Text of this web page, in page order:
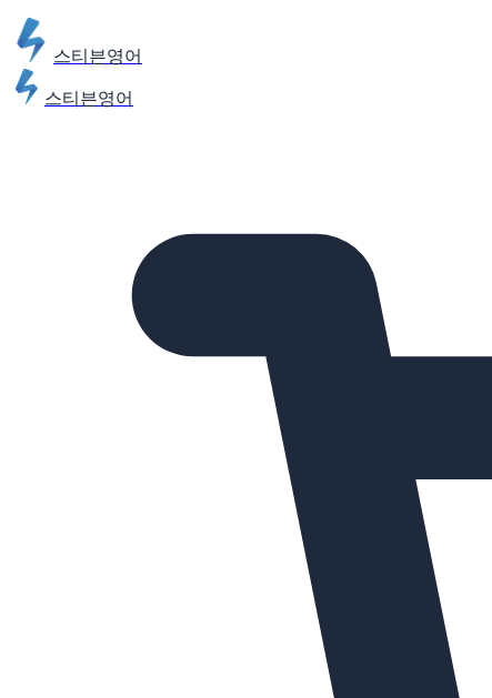
스티븐영어
스티븐영어